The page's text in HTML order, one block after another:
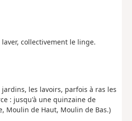
collectivement le linge.
les lavoirs, parfois à ras les
: jusqu'à une quinzaine de
Moulin de Haut, Moulin de Bas.)